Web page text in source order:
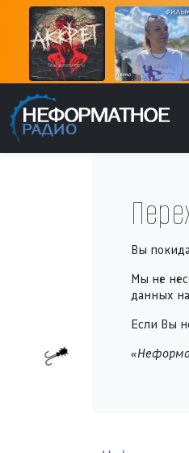
Вы
Мы не
данных
Если Вы